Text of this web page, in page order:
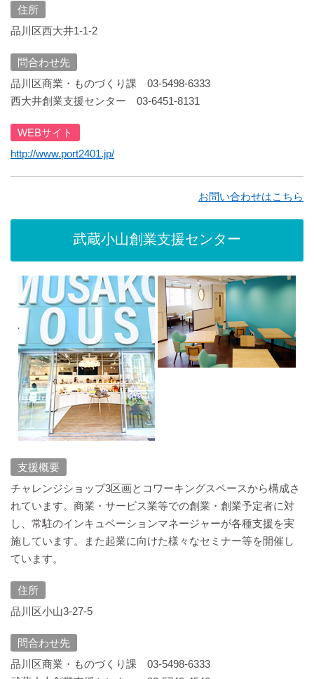
住所
品川区西大井1-1-2
問合わせ先
品川区商業・ものづくり課 03-5498-6333
西大井創業支援センター 03-6451-8131
WEBサイト
http://www.port2401.jp/
お問い合わせはこちら
武蔵小山創業支援センター
支援概要
チャレンジショップ3区画とコワーキングスペースから構成さ
れています。商業・サービス業等での創業・創業予定者に対
し、常駐のインキュベーションマネージャーが各種支援を実
施しています。また起業に向けた様々なセミナー等を開催し
ています。
住所
品川区小山3-27-5
問合わせ先
品川区商業・ものづくり課 03-5498-6333